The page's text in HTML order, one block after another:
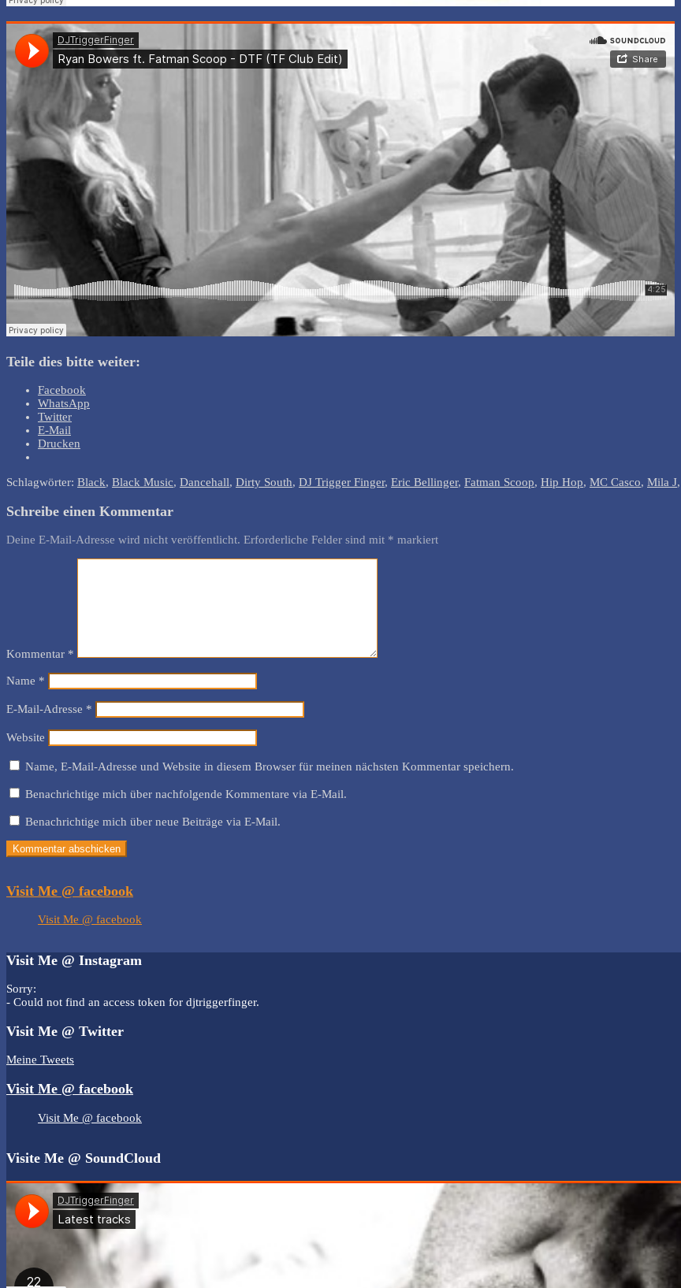
Teile dies bitte weiter:
Facebook
WhatsApp
Twitter
E-Mail
Drucken
Schlagwörter: Black, Black Music, Dancehall, Dirty South, DJ Trigger Finger, Eric Bellinger, Fatman Scoop, Hip Hop, MC Casco, Mila J,
Schreibe einen Kommentar
Deine E-Mail-Adresse wird nicht veröffentlicht. Erforderliche Felder sind mit * markiert
Kommentar *
Name *
E-Mail-Adresse *
Website
Name, E-Mail-Adresse und Website in diesem Browser für meinen nächsten Kommentar speichern.
Benachrichtige mich über nachfolgende Kommentare via E-Mail.
Benachrichtige mich über neue Beiträge via E-Mail.
Visit Me @ facebook
Visit Me @ facebook
Visit Me @ Instagram
Sorry:
- Could not find an access token for djtriggerfinger.
Visit Me @ Twitter
Meine Tweets
Visit Me @ facebook
Visit Me @ facebook
Visite Me @ SoundCloud